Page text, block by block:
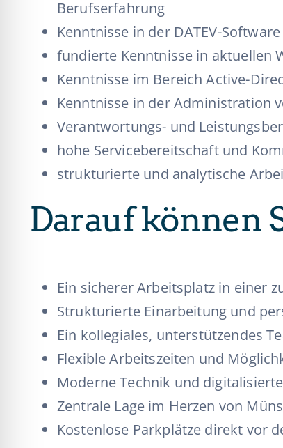
Berufserfahrung
Kenntnisse in der DATEV-
fundierte Kenntnisse in aktuellen
Kenntnisse im Bereich Active-
Kenntnisse in der Administration
Verantwortungs- und
hohe Servicebereitschaft und
strukturierte und analytische
Darauf können
Ein sicherer Arbeitsplatz in einer
Strukturierte Einarbeitung und
Ein kollegiales, unterstützendes
Flexible Arbeitszeiten und
Moderne Technik und
Zentrale Lage im Herzen von
Kostenlose Parkplätze direkt vor